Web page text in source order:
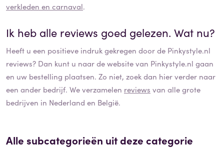
verkleden en carnaval.
Ik heb alle reviews goed gelezen. Wat nu?
Heeft u een positieve indruk gekregen door de Pinkystyle.nl
reviews? Dan kunt u naar de website van Pinkystyle.nl gaan
en uw bestelling plaatsen. Zo niet, zoek dan hier verder naar
een ander bedrijf. We verzamelen reviews van alle grote
bedrijven in Nederland en België.
Alle subcategorieën uit deze categorie